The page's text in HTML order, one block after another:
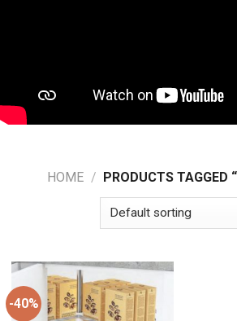
HOME / PRODUCTS TAGGED
-40%